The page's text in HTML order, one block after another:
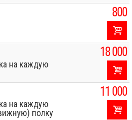
800
на каждую
18 000
на каждую
полку
11 000